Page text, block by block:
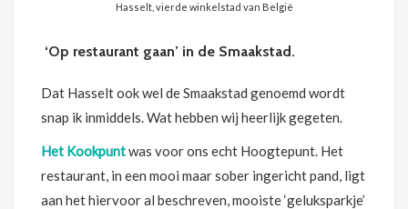
Hasselt, vierde winkelstad van België
‘Op restaurant gaan’ in de Smaakstad.
Dat Hasselt ook wel de Smaakstad genoemd wordt
snap ik inmiddels. Wat hebben wij heerlijk gegeten.
Het Kookpuntwas voor ons echt Hoogtepunt. Het
restaurant, in een mooi maar sober ingericht pand, ligt
aan het hiervoor al beschreven, mooiste ‘geluksparkje’